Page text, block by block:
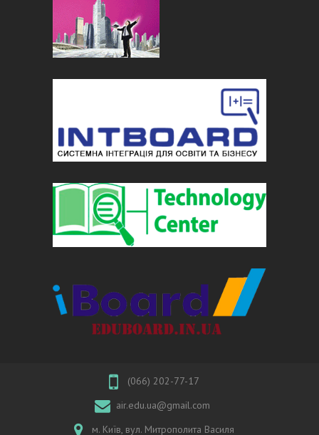
(066) 202-77-17
air.edu.ua@gmail.com
м. Київ, вул. Митрополита Василя